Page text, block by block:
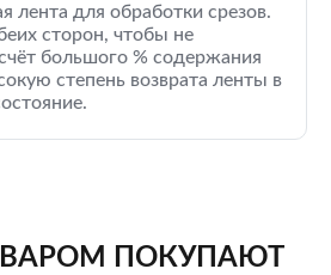
лента для обработки срезов.
сторон, чтобы не
большого % содержания
степень возврата ленты в
ПОКУПАЮТ